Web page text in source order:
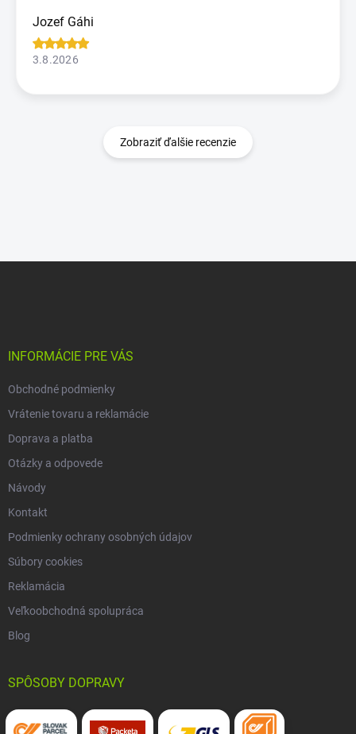
Jozef Gáhi
3.8.2026
Zobraziť ďalšie recenzie
INFORMÁCIE PRE VÁS
Obchodné podmienky
Vrátenie tovaru a reklamácie
Doprava a platba
Otázky a odpovede
Návody
Kontakt
Podmienky ochrany osobných údajov
Súbory cookies
Reklamácia
Veľkoobchodná spolupráca
Blog
SPÔSOBY DOPRAVY